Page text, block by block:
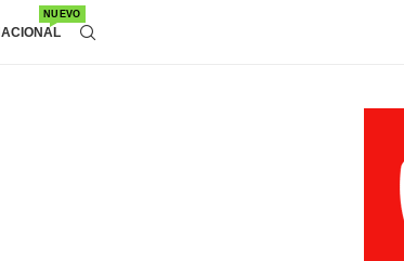
NUEVO